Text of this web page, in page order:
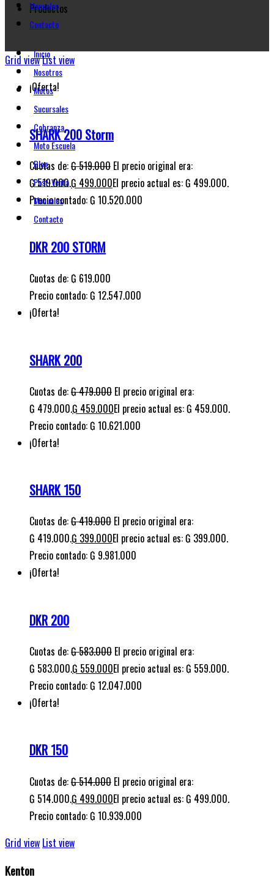
Manuales
Contacto
Inicio
Nosotros
Motos
Sucursales
Cobranza
Moto Escuela
Blog
Post-Venta
Manuales
Contacto
Productos
Grid viewList view
¡Oferta!
SHARK 200 Storm
Cuotas de:₲519.000 El precio original era:
₲ 519.000.₲ 499.000El precio actual es: ₲ 499.000.
Precio contado: ₲ 10.520.000
DKR 200 STORM
Cuotas de:₲ 619.000
Precio contado: ₲ 12.547.000
¡Oferta!
SHARK 200
Cuotas de:₲479.000 El precio original era:
₲ 479.000.₲ 459.000El precio actual es: ₲ 459.000.
Precio contado: ₲ 10.621.000
¡Oferta!
SHARK 150
Cuotas de:₲419.000 El precio original era:
₲ 419.000.₲ 399.000El precio actual es: ₲ 399.000.
Precio contado: ₲ 9.981.000
¡Oferta!
DKR 200
Cuotas de:₲583.000 El precio original era:
₲ 583.000.₲ 559.000El precio actual es: ₲ 559.000.
Precio contado: ₲ 12.047.000
¡Oferta!
DKR 150
Cuotas de:₲514.000 El precio original era:
₲ 514.000.₲ 499.000El precio actual es: ₲ 499.000.
Precio contado: ₲ 10.939.000
Grid view List view
Kenton